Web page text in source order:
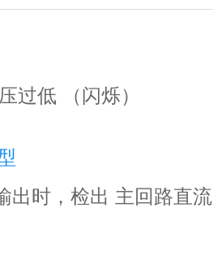
过低 （闪烁）
出时，检出 主回路直